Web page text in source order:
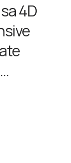
4D